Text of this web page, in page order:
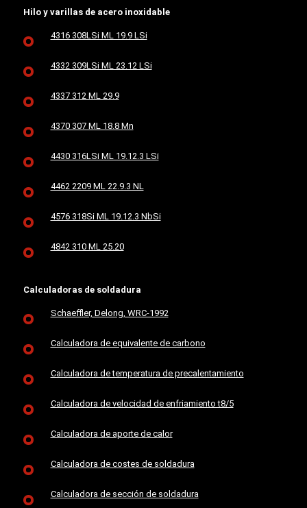
Hilo y varillas de acero inoxidable
4316 308LSi ML 19.9 LSi
4332 309LSi ML 23.12 LSi
4337 312 ML 29.9
4370 307 ML 18.8 Mn
4430 316LSi ML 19.12.3 LSi
4462 2209 ML 22.9.3 NL
4576 318Si ML 19.12.3 NbSi
4842 310 ML 25.20
Calculadoras de soldadura
Schaeffler, Delong, WRC-1992
Calculadora de equivalente de carbono
Calculadora de temperatura de precalentamiento
Calculadora de velocidad de enfriamiento t8/5
Calculadora de aporte de calor
Calculadora de costes de soldadura
Calculadora de sección de soldadura